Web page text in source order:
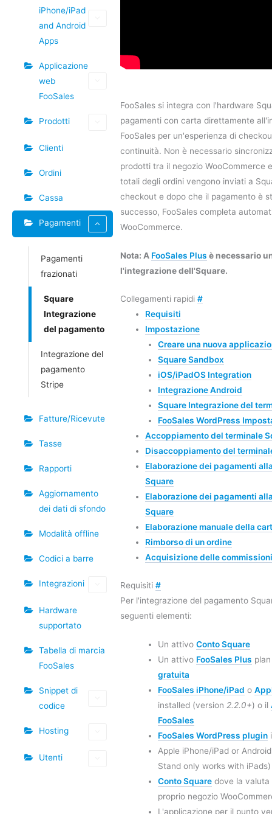
iPhone/iPad
and Android
Apps
Applicazione
web
FooSales
Prodotti
Clienti
Ordini
Cassa
Pagamenti
Pagamenti
frazionati
Square
Integrazione
del pagamento
Integrazione del
pagamento
Stripe
Fatture/Ricevute
Tasse
Rapporti
Aggiornamento
dei dati di sfondo
Modalità offline
Codici a barre
Integrazioni
Hardware
supportato
Tabella di marcia
FooSales
Snippet di
codice
Hosting
Utenti
FooSales si integra con l'hardware
pagamenti con carta direttamente
FooSales per un'esperienza di
continuità. Non è necessario
prodotti tra il negozio WooCommerce
totali degli ordini vengono inviati a
checkout e dopo che il pagamento è
successo, FooSales completa
WooCommerce.
Nota: A FooSales Plus è necessario
l'integrazione dell'Square.
Collegamenti rapidi #
Requisiti
Impostazione
Creare una nuova
Square Sandbox
iOS/iPadOS Integration
Integrazione Android
Square Integrazione del
FooSales WordPress
Accoppiamento del terminale
Disaccoppiamento del
Elaborazione dei pagamenti
Square
Elaborazione dei pagamenti
Square
Elaborazione manuale della
Rimborso di un ordine
Acquisizione delle
Requisiti #
Per l'integrazione del pagamento
seguenti elementi:
Un attivo Conto Square
Un attivo FooSales Plus
gratuita
FooSales iPhone/iPad o
installed (version 2.2.0+) o il
FooSales
FooSales WordPress plugin
Apple iPhone/iPad or
Stand only works with iPads)
Conto Squaredove la valuta
proprio negozio
L'applicazione per il punto